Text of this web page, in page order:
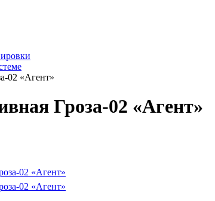
02 «Агент»
Гроза-02 «Агент»